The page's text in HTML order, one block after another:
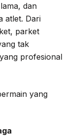
dan
atlet. Dari
parket
tak
profesional
yang